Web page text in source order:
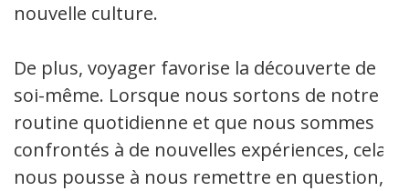
nouvelle culture.
De plus, voyager favorise la découverte de
soi-même. Lorsque nous sortons de notre
routine quotidienne et que nous sommes
confrontés à de nouvelles expériences, cela
nous pousse à nous remettre en question,